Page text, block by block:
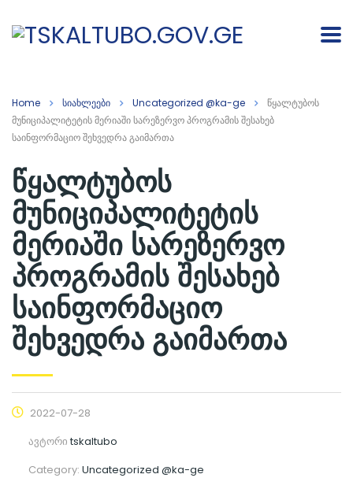
Home სიახლეები Uncategorized @ka-ge
წყალტუბოს
მუნიციპალიტეტის მერიაში სარეზერვო პროგრამის შესახებ
საინფორმაციო შეხვედრა გაიმართა
წყალტუბოს
მუნიციპალიტეტის
მერიაში სარეზერვო
პროგრამის შესახებ
საინფორმაციო
შეხვედრა გაიმართა
2022-07-28
ავტორიtskaltubo
Category: Uncategorized @ka-ge